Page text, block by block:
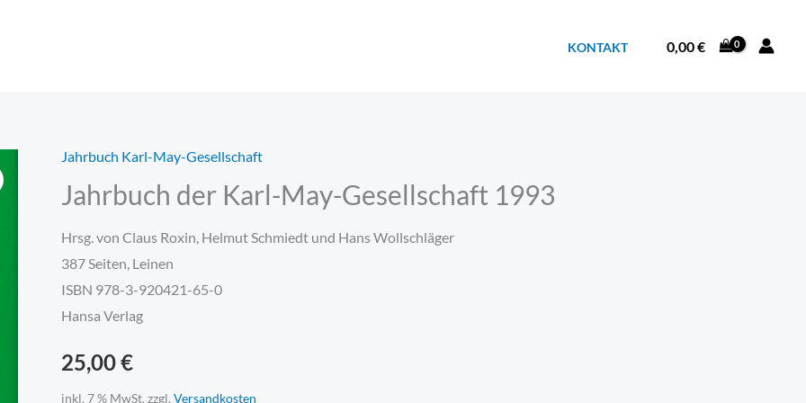
KONTAKT 0,00€
Jahrbuch Karl-May-Gesellschaft
Jahrbuch der Karl-May-Gesellschaft 1993
Hrsg. von Claus Roxin, Helmut Schmiedt und Hans Wollschläger
387 Seiten, Leinen
ISBN 978-3-920421-65-0
Hansa Verlag
25,00€
inkl. 7 % MwSt. zzgl. Versandkosten
Jahrbuch
der
May-
Gesellschaft
1993
Menge